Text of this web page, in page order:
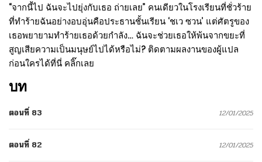
“จากนี้ไป ฉันจะไปยุ่งกับเธอ ถ่ายเลย” คนเดียวในโรงเรียนที่ชั่วร้าย
ที่ทำร้ายฉันอย่างอบอุ่นคือประธานชั้นเรียน ‘ชเว ซวน’ แต่ศัตรูของ
เธอพยายามทำร้ายเธอด้วยกำลัง… ฉันจะช่วยเธอให้พ้นจากขยะที่
สูญเสียความเป็นมนุษย์ไปได้หรือไม่? ติดตามผลงานของผู้แปล
ก่อนใครได้ที่นี่ คลิ๊กเลย
บท
ตอนที่ 83 12/01/2025
ตอนที่ 82 12/01/2025